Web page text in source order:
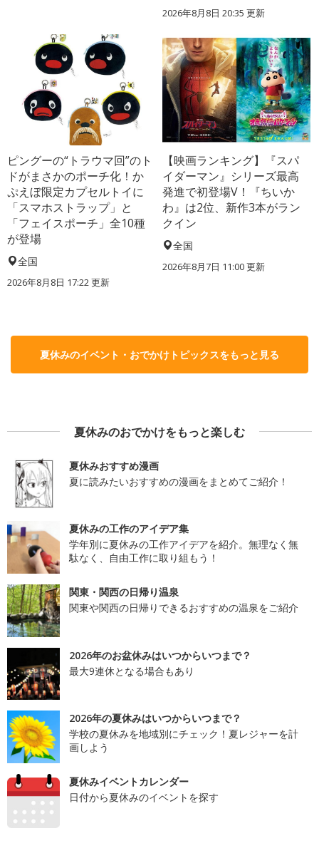
2026年8月8日 20:35 更新
ピングーの“トラウマ回”のト
ドがまさかのポーチ化！か
ぷえぼ限定カプセルトイに
「スマホストラップ」と
「フェイスポーチ」全10種
が登場
全国
2026年8月8日 17:22更新
【映画ランキング】『スパ
イダーマン』シリーズ最高
発進で初登場V！『ちいか
わ』は2位、新作3本がラン
クイン
全国
2026年8月7日 11:00更新
夏休みのイベント・おでかけトピックスをもっと見る
夏休みのおでかけをもっと楽しむ
夏休みおすすめ漫画
夏に読みたいおすすめの漫画をまとめてご紹介！
夏休みの工作のアイデア集
学年別に夏休みの工作アイデアを紹介。無理なく無
駄なく、自由工作に取り組もう！
関東・関西の日帰り温泉
関東や関西の日帰りできるおすすめの温泉をご紹介
2026年のお盆休みはいつからいつまで？
最大9連休となる場合もあり
2026年の夏休みはいつからいつまで？
学校の夏休みを地域別にチェック！夏レジャーを計
画しよう
夏休みイベントカレンダー
日付から夏休みのイベントを探す